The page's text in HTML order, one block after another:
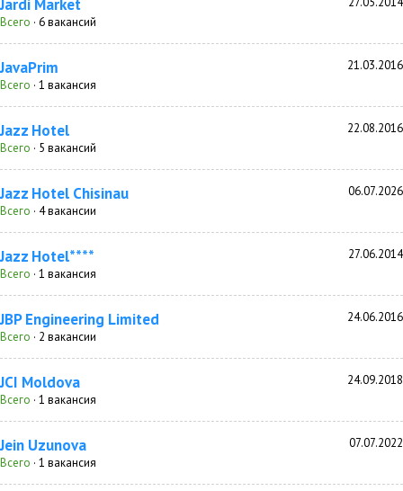
Jardi Market
Всего · 6 вакансий
JavaPrim
21.03.2016
Всего · 1 вакансия
Jazz Hotel
22.08.2016
Всего · 5 вакансий
Jazz Hotel Chisinau
06.07.2026
Всего · 4 вакансии
Jazz Hotel****
27.06.2014
Всего · 1 вакансия
JBP Engineering Limited
24.06.2016
Всего · 2 вакансии
JCI Moldova
24.09.2018
Всего · 1 вакансия
Jein Uzunova
07.07.2022
Всего · 1 вакансия